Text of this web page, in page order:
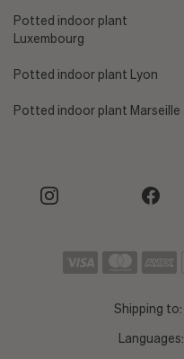
Potted indoor plant
Luxembourg
Potted indoor plant Lyon
Potted indoor plant Marseille
Shipping to:
Languages: